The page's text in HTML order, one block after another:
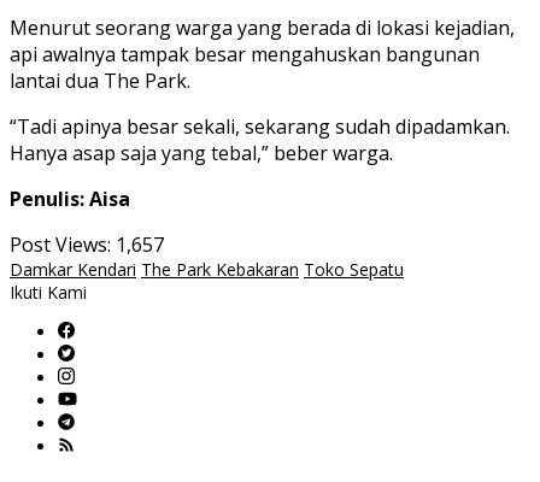
Menurut seorang warga yang berada di lokasi kejadian,
api awalnya tampak besar mengahuskan bangunan
lantai dua The Park.
“Tadi apinya besar sekali, sekarang sudah dipadamkan.
Hanya asap saja yang tebal,” beber warga.
Penulis: Aisa
Post Views: 1,657
Damkar Kendari The Park Kebakaran Toko Sepatu
Ikuti Kami